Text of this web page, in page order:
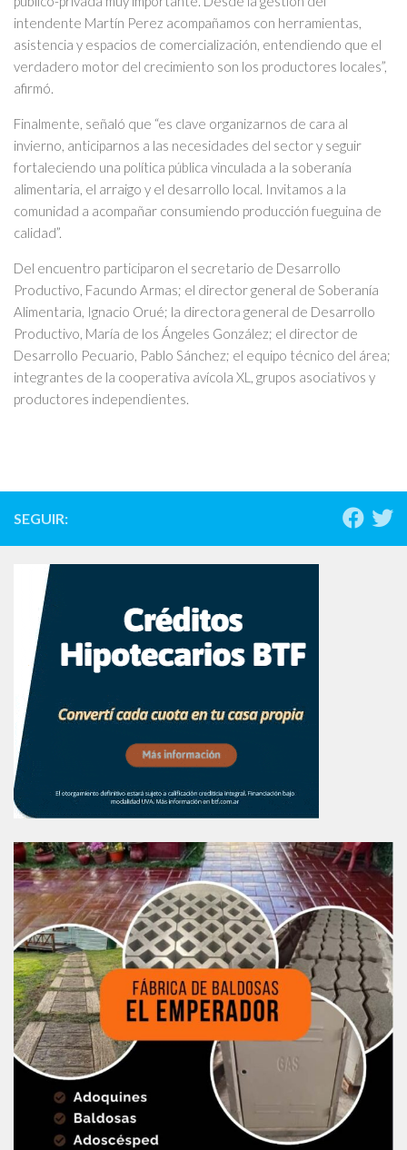
intendente Martín Perez acompañamos con herramientas,
asistencia y espacios de comercialización, entendiendo que el
verdadero motor del crecimiento son los productores locales”,
afirmó.
Finalmente, señaló que “es clave organizarnos de cara al
invierno, anticiparnos a las necesidades del sector y seguir
fortaleciendo una política pública vinculada a la soberanía
alimentaria, el arraigo y el desarrollo local. Invitamos a la
comunidad a acompañar consumiendo producción fueguina de
calidad”.
Del encuentro participaron el secretario de Desarrollo
Productivo, Facundo Armas; el director general de Soberanía
Alimentaria, Ignacio Orué; la directora general de Desarrollo
Productivo, María de los Ángeles González; el director de
Desarrollo Pecuario, Pablo Sánchez; el equipo técnico del área;
integrantes de la cooperativa avícola XL, grupos asociativos y
productores independientes.
SEGUIR: